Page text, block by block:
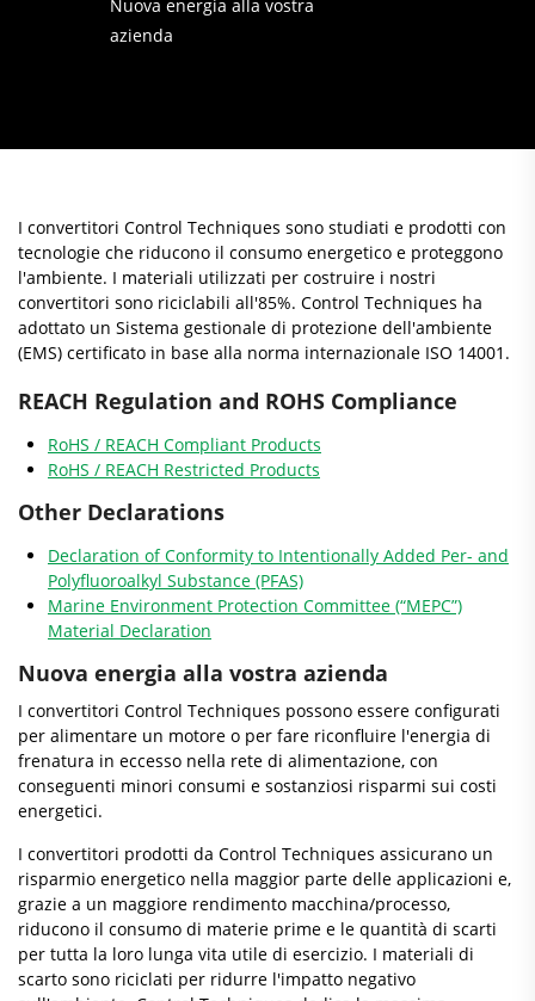
Nuova energia alla vostra
azienda
I convertitori Control Techniques sono studiati e prodotti con
tecnologie che riducono il consumo energetico e proteggono
l'ambiente. I materiali utilizzati per costruire i nostri
convertitori sono riciclabili all'85%. Control Techniques ha
adottato un Sistema gestionale di protezione dell'ambiente
(EMS) certificato in base alla norma internazionale ISO 14001.
REACH Regulation and ROHS Compliance
RoHS / REACH Compliant Products
RoHS / REACH Restricted Products
Other Declarations
Declaration of Conformity to Intentionally Added Per- and
Polyfluoroalkyl Substance (PFAS)
Marine Environment Protection Committee (“MEPC”)
Material Declaration
Nuova energia alla vostra azienda
I convertitori Control Techniques possono essere configurati
per alimentare un motore o per fare riconfluire l'energia di
frenatura in eccesso nella rete di alimentazione, con
conseguenti minori consumi e sostanziosi risparmi sui costi
energetici.
I convertitori prodotti da Control Techniques assicurano un
risparmio energetico nella maggior parte delle applicazioni e,
grazie a un maggiore rendimento macchina/processo,
riducono il consumo di materie prime e le quantità di scarti
per tutta la loro lunga vita utile di esercizio. I materiali di
scarto sono riciclati per ridurre l'impatto negativo